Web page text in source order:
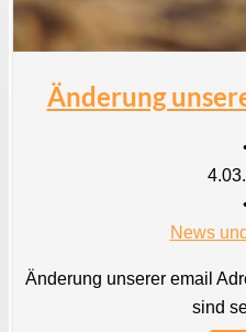
Änderung
News
Änderung unserer email
sind